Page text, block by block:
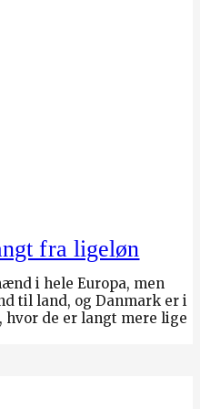
fra ligeløn
i hele Europa, men
til land, og Danmark er i
hvor de er langt mere lige